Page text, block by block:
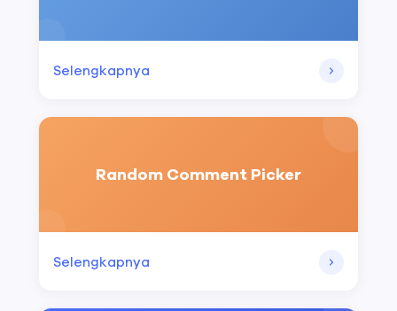
Selengkapnya
Random Comment Picker
Selengkapnya